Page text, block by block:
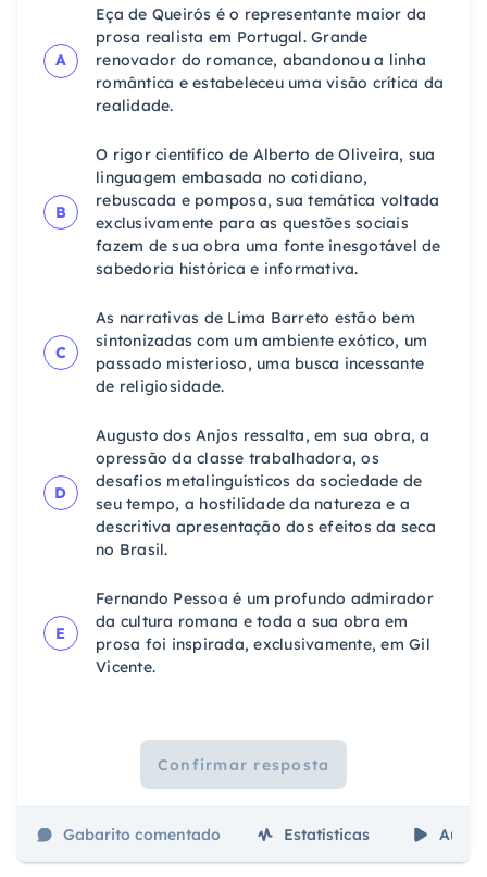
A
Eça de Queirós é o representante maior da
prosa realista em Portugal. Grande
renovador do romance, abandonou a linha
romântica e estabeleceu uma visão crítica da
realidade.
B
O rigor científico de Alberto de Oliveira, sua
linguagem embasada no cotidiano,
rebuscada e pomposa, sua temática voltada
exclusivamente para as questões sociais
fazem de sua obra uma fonte inesgotável de
sabedoria histórica e informativa.
C
As narrativas de Lima Barreto estão bem
sintonizadas com um ambiente exótico, um
passado misterioso, uma busca incessante
de religiosidade.
D
Augusto dos Anjos ressalta, em sua obra, a
opressão da classe trabalhadora, os
desafios metalinguísticos da sociedade de
seu tempo, a hostilidade da natureza e a
descritiva apresentação dos efeitos da seca
no Brasil.
E
Fernando Pessoa é um profundo admirador
da cultura romana e toda a sua obra em
prosa foi inspirada, exclusivamente, em Gil
Vicente.
Confirmar resposta
Gabarito comentado Estatísticas Aulas